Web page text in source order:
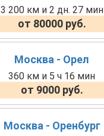
3 200 км и 2 дн. 27 мин
от 80000 руб.
Москва - Орел
360 км и 5 ч 16 мин
от 9000 руб.
Москва - Оренбург